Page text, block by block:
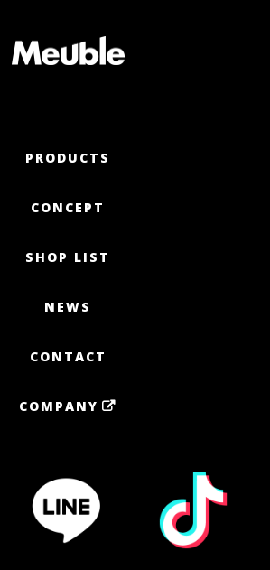
PRODUCTS
CONCEPT
SHOP LIST
NEWS
CONTACT
COMPANY